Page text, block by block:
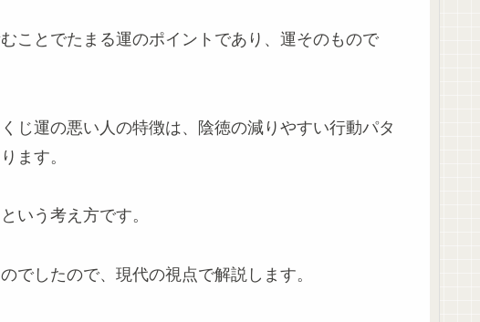
ことでたまる運のポイントであり、運そのもので
じ運の悪い人の特徴は、陰徳の減りやすい行動パタ
ます。
いう考え方です。
でしたので、現代の視点で解説します。